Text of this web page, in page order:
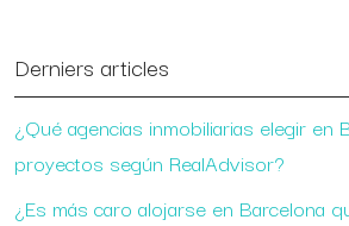
Derniers articles
¿Qué agencias inmobiliarias elegir en
proyectos según RealAdvisor?
¿Es más caro alojarse en Barcelona